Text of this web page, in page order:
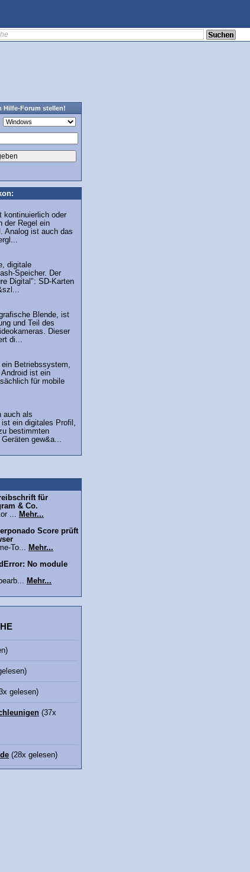
Hilfe-Forum stellen!
kontinuierlich oder
der Regel ein
Analog ist auch das
digitale
Speicher. Der
Digital": SD-Karten
Blende, ist
und Teil des
Dieser
di...
Betriebssystem,
ist ein
für mobile
auch als
ein digitales Profil,
bestimmten
gew&a...
für
& Co.
... Mehr...
Score prüft
To... Mehr...
No module
Mehr...
gelesen)
(37x
(28x gelesen)